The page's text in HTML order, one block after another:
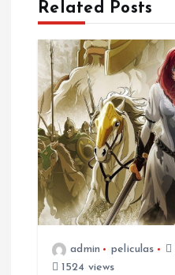
a
v
g
a
t
Related Posts
admin peliculas
1524 views